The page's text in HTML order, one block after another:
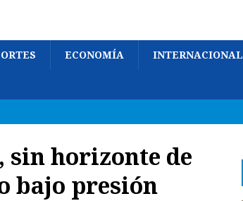
ECONOMÍA INTERNACIONAL
sin horizonte de
bajo presión